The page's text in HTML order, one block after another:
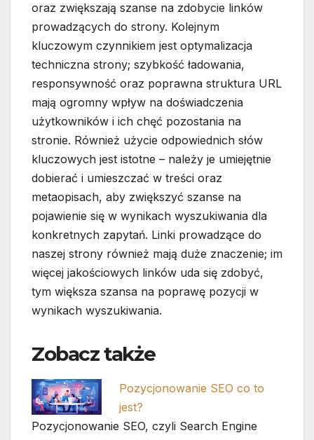
oraz zwiększają szanse na zdobycie linków
prowadzących do strony. Kolejnym
kluczowym czynnikiem jest optymalizacja
techniczna strony; szybkość ładowania,
responsywność oraz poprawna struktura URL
mają ogromny wpływ na doświadczenia
użytkowników i ich chęć pozostania na
stronie. Również użycie odpowiednich słów
kluczowych jest istotne – należy je umiejętnie
dobierać i umieszczać w treści oraz
metaopisach, aby zwiększyć szanse na
pojawienie się w wynikach wyszukiwania dla
konkretnych zapytań. Linki prowadzące do
naszej strony również mają duże znaczenie; im
więcej jakościowych linków uda się zdobyć,
tym większa szansa na poprawę pozycji w
wynikach wyszukiwania.
Zobacz także
Pozycjonowanie SEO co to
jest?
Pozycjonowanie SEO, czyli Search Engine